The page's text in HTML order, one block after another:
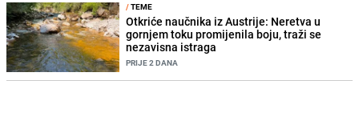
/TEME
Otkriće naučnika iz Austrije: Neretva u
gornjem toku promijenila boju, traži se
nezavisna istraga
PRIJE 2 DANA